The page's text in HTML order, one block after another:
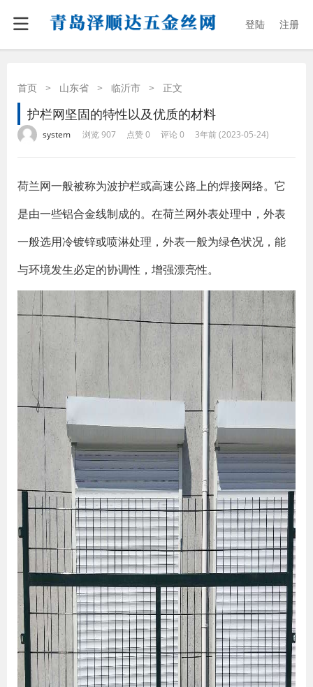
登陆 注册
首页 > 山东省 > 临沂市 > 正文
护栏网坚固的特性以及优质的材料
system 浏览 907 点赞 0 评论 0 3年前 (2023-05-24)
荷兰网一般被称为波护栏或高速公路上的焊接网络。它
是由一些铝合金线制成的。在荷兰网外表处理中，外表
一般选用冷镀锌或喷淋处理，外表一般为绿色状况，能
与环境发生必定的协调性，增强漂亮性。